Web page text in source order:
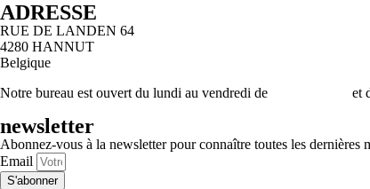
ADRESSE
RUE DE LANDEN 64
4280 HANNUT
Belgique
Notre bureau est ouvert du lundi au vendredi de
et
newsletter
Abonnez-vous à la newsletter pour connaître toutes les dernières
Email
S'abonner